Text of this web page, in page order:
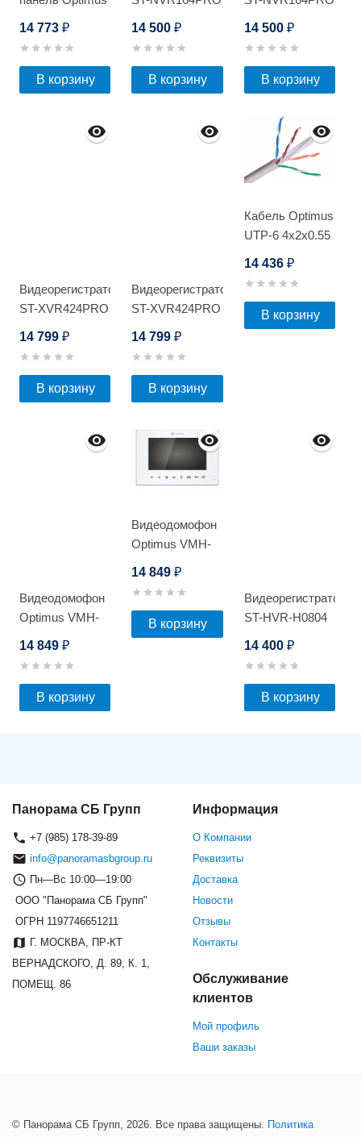
14 773 ₽
В корзину
14 500₽
В корзину
14 500 ₽
В корзину
Видеорегистратор
ST-XVR424PRO
14 799 ₽
В корзину
Видеорегистратор
ST-XVR424PRO
14 799₽
В корзину
Кабель Optimus
UTP-6 4x2x0.55
14 436 ₽
В корзину
Видеодомофон
Optimus VMH-
14 849 ₽
В корзину
Видеодомофон
Optimus VMH-
14 849₽
В корзину
Видеорегистратор
ST-HVR-H0804
14 400 ₽
В корзину
Панорама СБ Групп
+7 (985) 178-39-89
info@panoramasbgroup.ru
Пн—Вс 10:00—19:00
ООО "Панорама СБ Групп"
ОГРН 1197746651211
Г. МОСКВА, ПР-КТ
ВЕРНАДСКОГО, Д. 89, К. 1,
ПОМЕЩ. 86
Информация
О Компании
Реквизиты
Доставка
Новости
Отзывы
Контакты
Обслуживание
клиентов
Мой профиль
Ваши заказы
© Панорама СБ Групп, 2026. Все права защищены. Политика